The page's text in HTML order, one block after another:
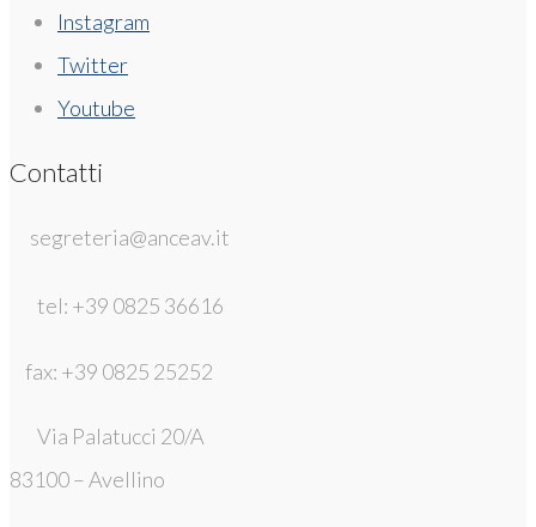
Instagram
Twitter
Youtube
Contatti
segreteria@anceav.it
tel: +39 0825 36616
fax: +39 0825 25252
Via Palatucci 20/A
83100 – Avellino